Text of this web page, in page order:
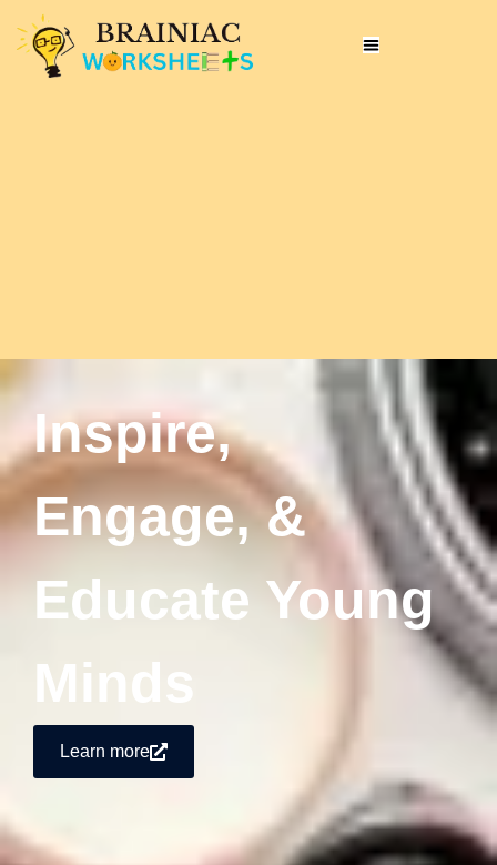
Inspire,
Engage, &
Educate Young
Minds
Learn more